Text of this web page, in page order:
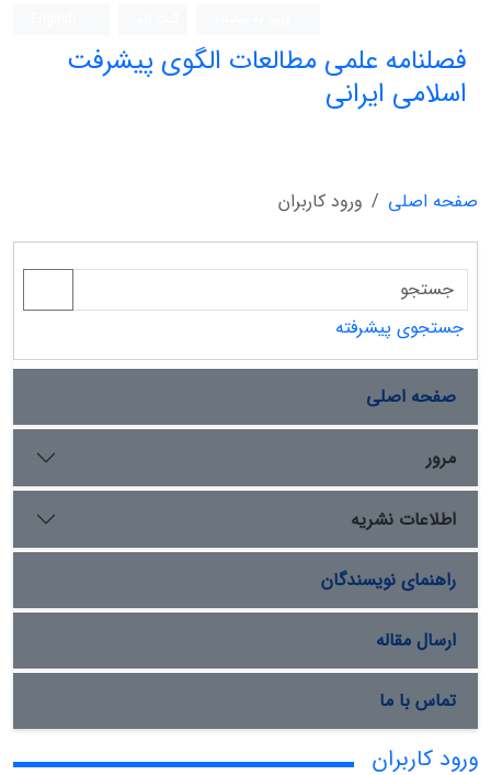
فصلنامه علمی مطالعات الگوی پیشرفت
اسلامی ایرانی
صفحه اصلی ورود کاربران
جستجوی پیشرفته
صفحه اصلی
مرور
اطلاعات نشریه
راهنمای نویسندگان
ارسال مقاله
تماس با ما
ورود کاربران